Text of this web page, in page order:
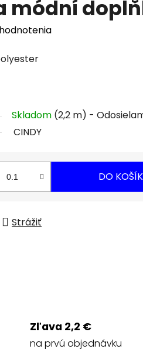
módní
Skladom (2,2 m)
CINDY
DO
Strážiť
Zľava 2,2 €
na prvú objednávku